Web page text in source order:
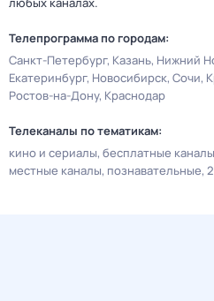
Телепрограмма по городам:
Санкт-Петербург Казань Нижний
Екатеринбург Новосибирск Сочи
Ростов-на-Дону Краснодар
Телеканалы по тематикам:
кино и сериалы бесплатные каналы
местные каналы познавательные